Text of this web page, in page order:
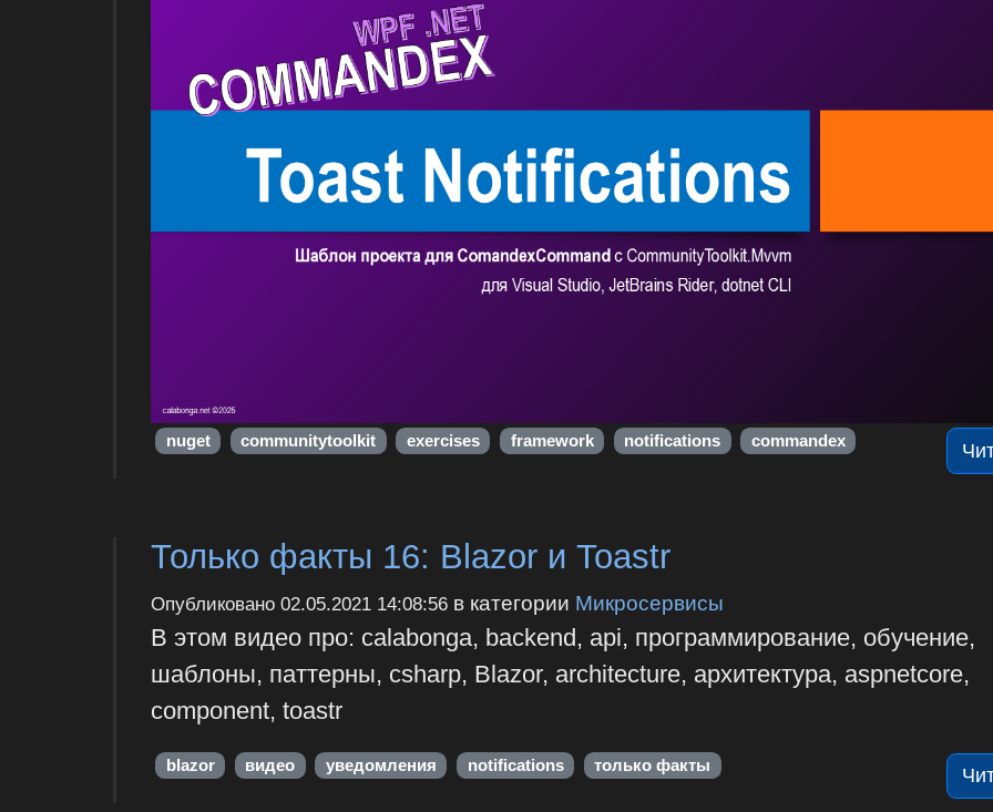
nuget communitytoolkit exercises framework notifications commandex
Только факты 16: Blazor и Toastr
Опубликовано 02.05.2021 14:08:56в категории Микросервисы
В этом видео про: calabonga, backend, api, программирование, обучение,
шаблоны, паттерны, csharp, Blazor, architecture, архитектура, aspnetcore,
component, toastr
blazor видео уведомления notifications только факты